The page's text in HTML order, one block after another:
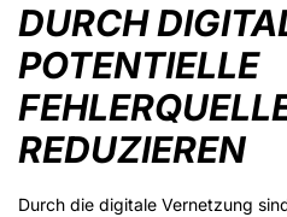
DURCH
POTENTIELLE
REDUZIEREN
Durch die digitale Vernetzung